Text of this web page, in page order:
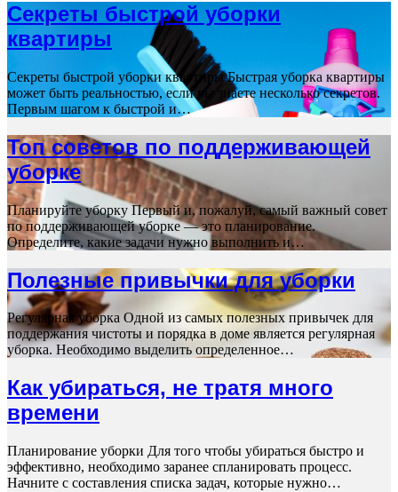
Секреты быстрой уборки
квартиры
Секреты быстрой уборки квартиры Быстрая уборка квартиры
может быть реальностью, если вы знаете несколько секретов.
Первым шагом к быстрой и…
Топ советов по поддерживающей
уборке
Планируйте уборку Первый и, пожалуй, самый важный совет
по поддерживающей уборке — это планирование.
Определите, какие задачи нужно выполнить и…
Полезные привычки для уборки
Регулярная уборка Одной из самых полезных привычек для
поддержания чистоты и порядка в доме является регулярная
уборка. Необходимо выделить определенное…
Как убираться, не тратя много
времени
Планирование уборки Для того чтобы убираться быстро и
эффективно, необходимо заранее спланировать процесс.
Начните с составления списка задач, которые нужно…